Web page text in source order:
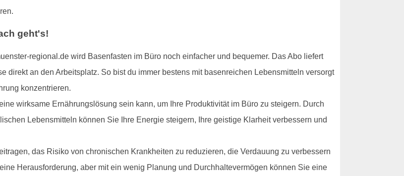
geht's!
regional.de wird Basenfasten im Büro noch einfacher und bequemer. Das Abo liefert
direkt an den Arbeitsplatz. So bist du immer bestens mit basenreichen Lebensmitteln versorgt
konzentrieren.
wirksame Ernährungslösung sein kann, um Ihre Produktivität im Büro zu steigern. Durch
Lebensmitteln können Sie Ihre Energie steigern, Ihre geistige Klarheit verbessern und
das Risiko von chronischen Krankheiten zu reduzieren, die Verdauung zu verbessern
Herausforderung, aber mit ein wenig Planung und Durchhaltevermögen können Sie eine